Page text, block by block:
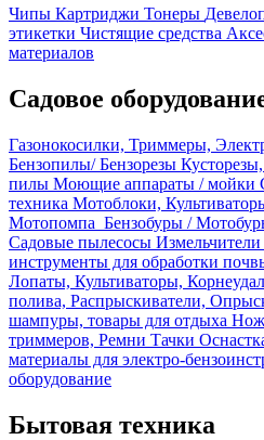
Чипы Картриджи Тонеры
этикетки Чистящие средства
материалов
Садовое
Газонокосилки, Триммеры,
Бензопилы/ Бензорезы
пилы Моющие аппараты / мойки
техника Мотоблоки,
Мотопомпа Бензобуры /
Садовые пылесосы
инструменты для обработки
Лопаты, Культиваторы,
полива, Распрыскиватели,
шампуры, товары для отдыха
триммеров, Ремни Тачки
материалы для электро-
оборудование
Бытовая техника